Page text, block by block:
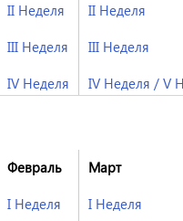
II Неделя
III Неделя
IV Неделя
II Неделя
III Неделя
IV Неделя / V
Февраль
I Неделя
Март
I Неделя